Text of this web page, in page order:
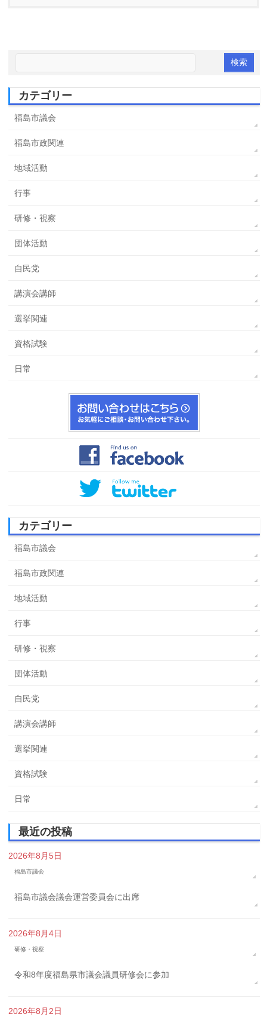
カテゴリー
福島市議会
福島市政関連
地域活動
行事
研修・視察
団体活動
自民党
講演会講師
選挙関連
資格試験
日常
カテゴリー
福島市議会
福島市政関連
地域活動
行事
研修・視察
団体活動
自民党
講演会講師
選挙関連
資格試験
日常
最近の投稿
2026年8月5日
福島市議会
福島市議会議会運営委員会に出席
2026年8月4日
研修・視察
令和8年度福島県市議会議員研修会に参加
2026年8月2日